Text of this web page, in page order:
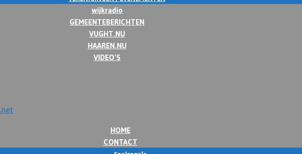
wijkradio
GEMEENTEBERICHTEN
VUGHT.NU
HAAREN.NU
VIDEO’S
HOME
CONTACT